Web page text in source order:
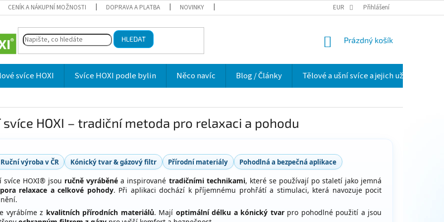
CENÍK A NÁKUPNÍ MOŽNOSTI DOPRAVA A PLATBA NOVINKY HODNOCENÍ OBCHODU O NÁS
EUR Přihlášení
HLEDAT
NÁKUPNÍ
Prázdný košík
svíce HOXI Svíce HOXI podle bylin Něco navíc Blog / Články Tělové a ušní svíce a jejich užití v praxi
svíce HOXI – tradiční metoda pro relaxaci a pohodu
Ruční výroba v ČR Kónický tvar & gázový filtr Přírodní materiály Pohodlná a bezpečná aplikace
svíce HOXI® jsou ručně vyráběné a inspirované tradičními technikami, které se používají po staletí jako jemná
relaxace a celkové pohody. Při aplikaci dochází k příjemnému prohřátí a stimulaci, která navozuje pocit
vyrábíme z kvalitních přírodních materiálů. Mají optimální délku a kónický tvarpro pohodlné použití a jsou